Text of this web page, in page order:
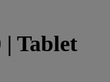
Tablet